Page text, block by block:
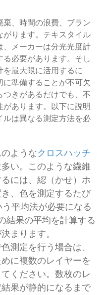
、時間の浪費、ブラン
がります。テキスタイル
メーカーは分光光度計
必要があります。そし
最大限に活用するに
準備することが不可欠
きがあるだけでも、不
あります。以下に説明
は異なる測定方法を必
ようなクロスハッチ
い。このような繊維
には、綛（かせ）ホ
、色を測定するたび
平均法が必要になる
結果の平均を計算する
まります。
測定を行う場合は、
に複数のレイヤーを
ください。数枚のレ
果が静的になるまで